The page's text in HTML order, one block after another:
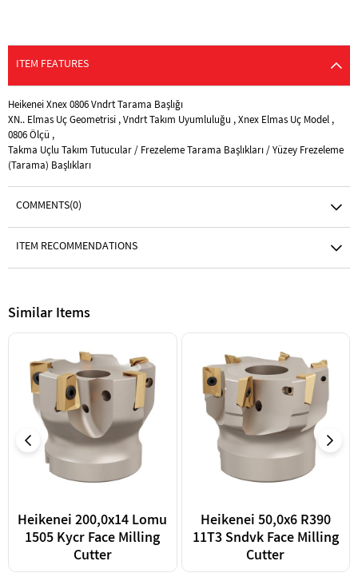
ITEM FEATURES
Heikenei Xnex 0806 Vndrt Tarama Başlığı
XN.. Elmas Uç Geometrisi , Vndrt Takım Uyumluluğu , Xnex Elmas Uç Model ,
0806 Ölçü ,
Takma Uçlu Takım Tutucular / Frezeleme Tarama Başlıkları / Yüzey Frezeleme
(Tarama) Başlıkları
COMMENTS(0)
ITEM RECOMMENDATIONS
Similar Items
Heikenei 200,0x14 Lomu
1505 Kycr Face Milling
Cutter
Heikenei 50,0x6 R390
11T3 Sndvk Face Milling
Cutter